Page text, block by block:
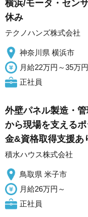
横浜/モータ・セン
休み
テクノハンズ株式会社
神奈川県 横浜市
月給22万円～35万円
正社員
外壁パネル製造・
から現場を支える
金&資格取得支援あ
積水ハウス株式会社
鳥取県 米子市
月給26万円～
正社員